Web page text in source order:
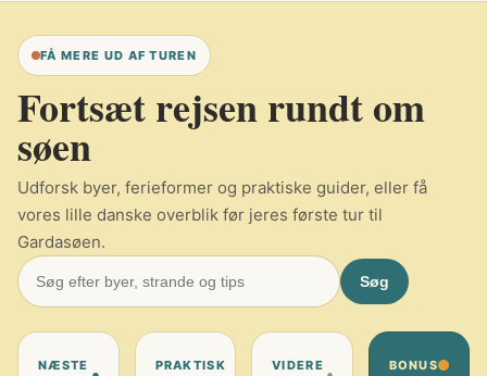
FÅ MERE UD AF TUREN
Fortsæt rejsen rundt om
søen
Udforsk byer, ferieformer og praktiske guider, eller få
vores lille danske overblik før jeres første tur til
Gardasøen.
Søg
NÆSTE
PRAKTISK
VIDERE
BONUS